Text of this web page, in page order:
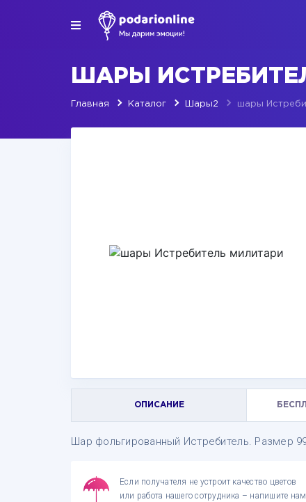
ШАРЫ
Главная Каталог Шары2 шары
ОПИСАНИЕ
Шар фольгированный Истребитель. Размер
Если получателя не устроит качество цветов
или работа нашего сотрудника – напишите